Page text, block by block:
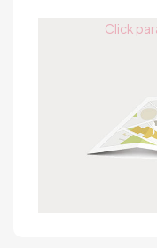
Click